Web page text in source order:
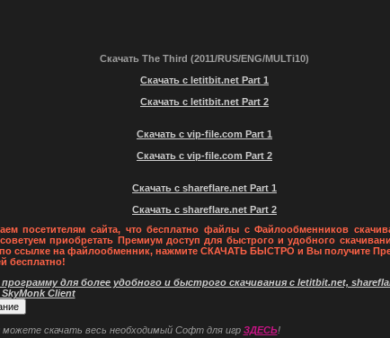
Скачать The Third (2011/RUS/ENG/MULTi10)
Скачать с letitbit.net Part 1
Скачать с letitbit.net Part 2
Скачать с vip-file.com Part 1
Скачать с vip-file.com Part 2
Скачать с shareflare.net Part 1
Скачать с shareflare.net Part 2
посетителям сайта, что бесплатно файлы с Файлообменников
приобретать Премиум доступ для быстрого и удобного
ссылке на файлообменник, нажмите СКАЧАТЬ БЫСТРО и Вы получите
бесплатно!
для более удобного и быстрого скачивания с letitbit.net,
Client
можете скачать весь необходимый Софт для игр ЗДЕСЬ!